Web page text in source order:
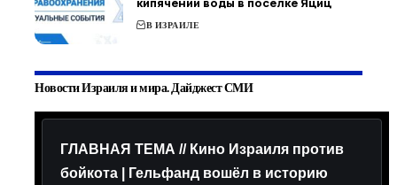
В ИЗРАИЛЕ
Новости Израиля и мира. Дайджест СМИ